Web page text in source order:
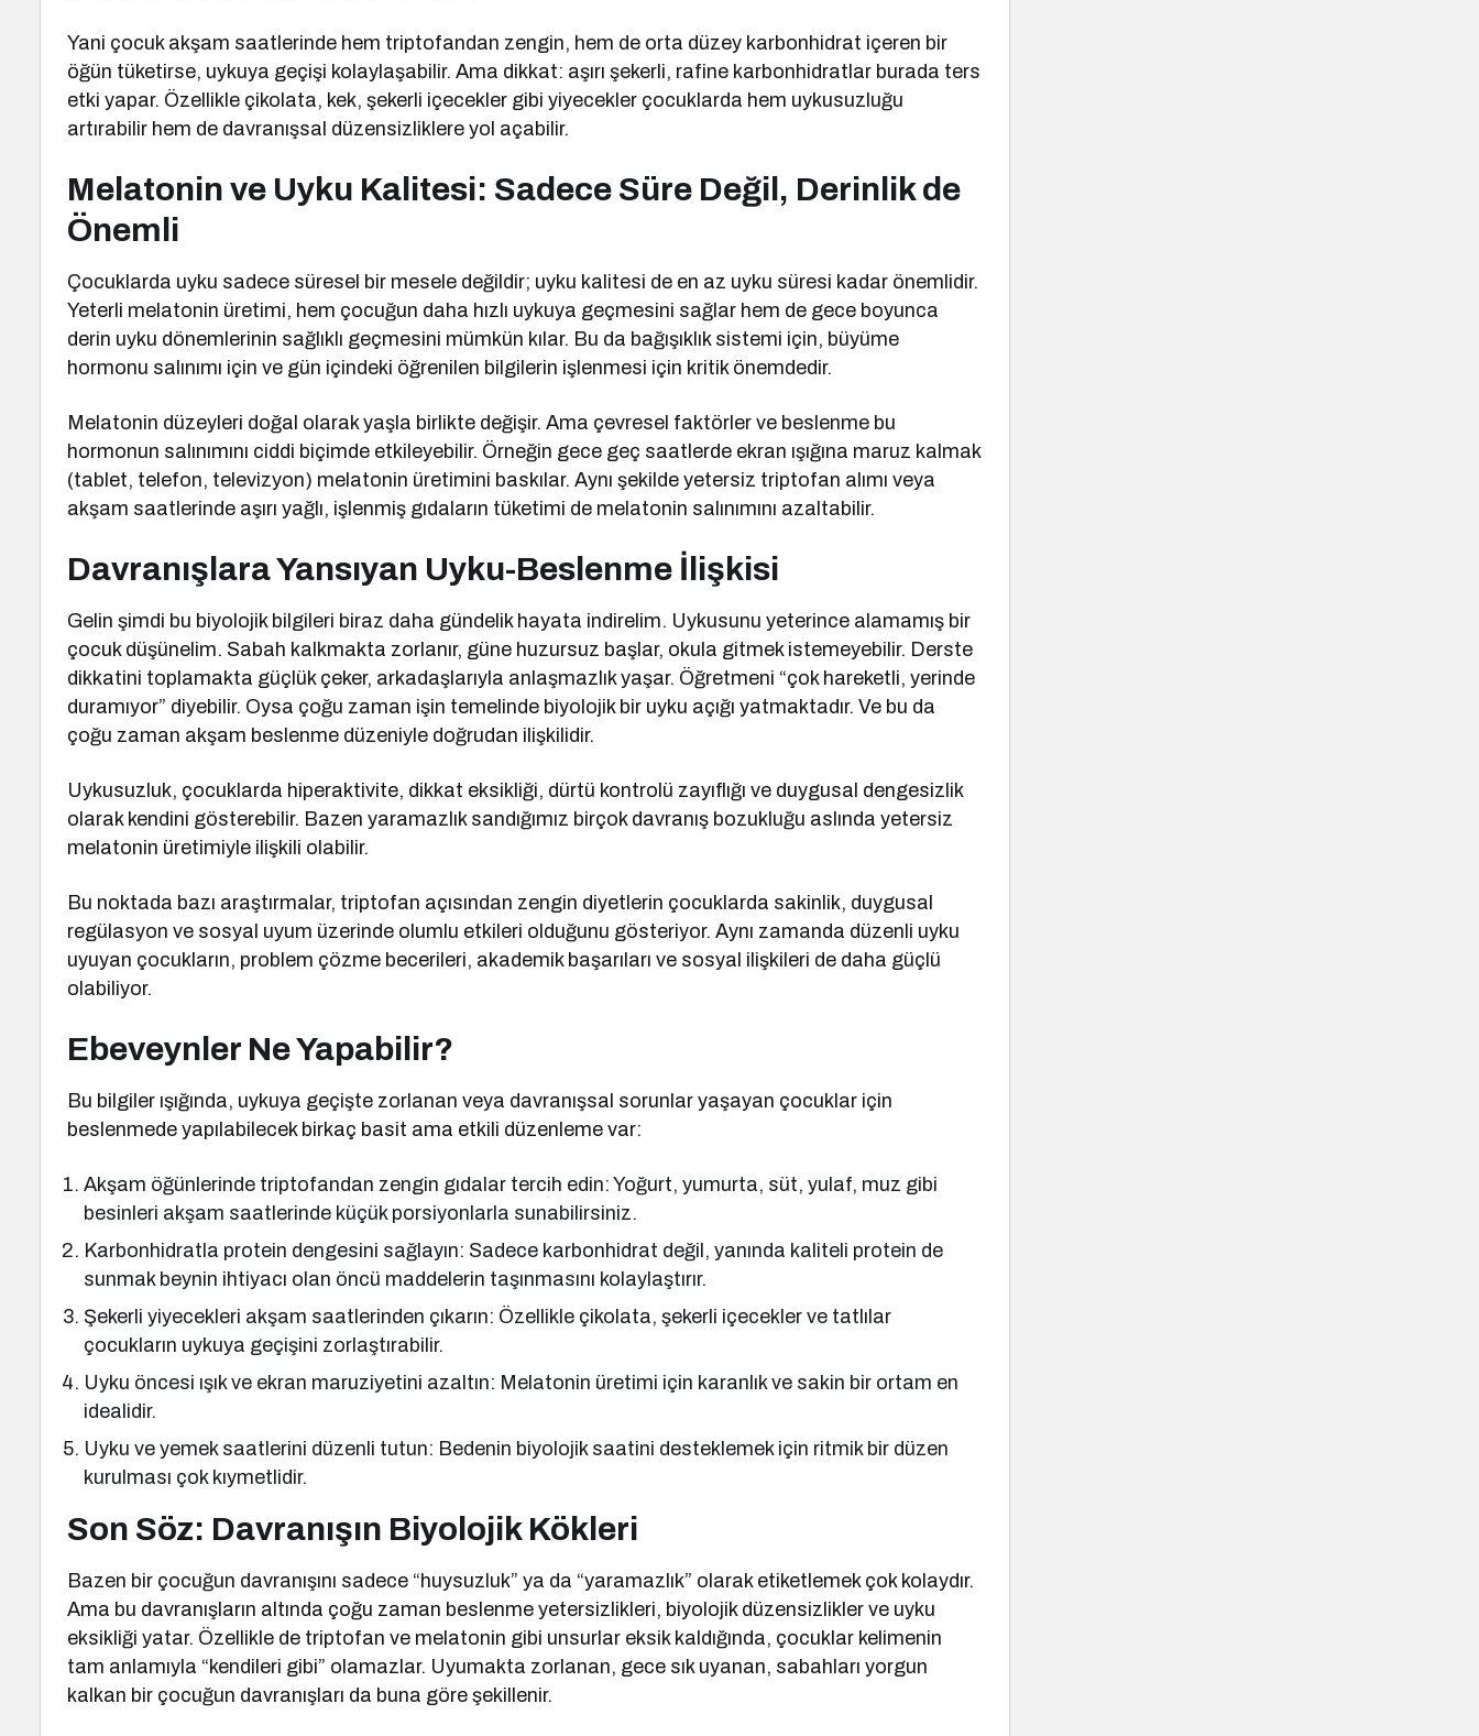
Yani çocuk akşam saatlerinde hem triptofandan zengin, hem de orta düzey karbonhidrat içeren bir
öğün tüketirse, uykuya geçişi kolaylaşabilir. Ama dikkat: aşırı şekerli, rafine karbonhidratlar burada ters
etki yapar. Özellikle çikolata, kek, şekerli içecekler gibi yiyecekler çocuklarda hem uykusuzluğu
artırabilir hem de davranışsal düzensizliklere yol açabilir.
Melatonin ve Uyku Kalitesi: Sadece Süre Değil, Derinlik de
Önemli
Çocuklarda uyku sadece süresel bir mesele değildir; uyku kalitesi de en az uyku süresi kadar önemlidir.
Yeterli melatonin üretimi, hem çocuğun daha hızlı uykuya geçmesini sağlar hem de gece boyunca
derin uyku dönemlerinin sağlıklı geçmesini mümkün kılar. Bu da bağışıklık sistemi için, büyüme
hormonu salınımı için ve gün içindeki öğrenilen bilgilerin işlenmesi için kritik önemdedir.
Melatonin düzeyleri doğal olarak yaşla birlikte değişir. Ama çevresel faktörler ve beslenme bu
hormonun salınımını ciddi biçimde etkileyebilir. Örneğin gece geç saatlerde ekran ışığına maruz kalmak
(tablet, telefon, televizyon) melatonin üretimini baskılar. Aynı şekilde yetersiz triptofan alımı veya
akşam saatlerinde aşırı yağlı, işlenmiş gıdaların tüketimi de melatonin salınımını azaltabilir.
Davranışlara Yansıyan Uyku-Beslenme İlişkisi
Gelin şimdi bu biyolojik bilgileri biraz daha gündelik hayata indirelim. Uykusunu yeterince alamamış bir
çocuk düşünelim. Sabah kalkmakta zorlanır, güne huzursuz başlar, okula gitmek istemeyebilir. Derste
dikkatini toplamakta güçlük çeker, arkadaşlarıyla anlaşmazlık yaşar. Öğretmeni “çok hareketli, yerinde
duramıyor” diyebilir. Oysa çoğu zaman işin temelinde biyolojik bir uyku açığı yatmaktadır. Ve bu da
çoğu zaman akşam beslenme düzeniyle doğrudan ilişkilidir.
Uykusuzluk, çocuklarda hiperaktivite, dikkat eksikliği, dürtü kontrolü zayıflığı ve duygusal dengesizlik
olarak kendini gösterebilir. Bazen yaramazlık sandığımız birçok davranış bozukluğu aslında yetersiz
melatonin üretimiyle ilişkili olabilir.
Bu noktada bazı araştırmalar, triptofan açısından zengin diyetlerin çocuklarda sakinlik, duygusal
regülasyon ve sosyal uyum üzerinde olumlu etkileri olduğunu gösteriyor. Aynı zamanda düzenli uyku
uyuyan çocukların, problem çözme becerileri, akademik başarıları ve sosyal ilişkileri de daha güçlü
olabiliyor.
Ebeveynler Ne Yapabilir?
Bu bilgiler ışığında, uykuya geçişte zorlanan veya davranışsal sorunlar yaşayan çocuklar için
beslenmede yapılabilecek birkaç basit ama etkili düzenleme var:
Akşam öğünlerinde triptofandan zengin gıdalar tercih edin: Yoğurt, yumurta, süt, yulaf, muz gibi
besinleri akşam saatlerinde küçük porsiyonlarla sunabilirsiniz.
Karbonhidratla protein dengesini sağlayın: Sadece karbonhidrat değil, yanında kaliteli protein de
sunmak beynin ihtiyacı olan öncü maddelerin taşınmasını kolaylaştırır.
Şekerli yiyecekleri akşam saatlerinden çıkarın: Özellikle çikolata, şekerli içecekler ve tatlılar
çocukların uykuya geçişini zorlaştırabilir.
Uyku öncesi ışık ve ekran maruziyetini azaltın: Melatonin üretimi için karanlık ve sakin bir ortam en
idealidir.
Uyku ve yemek saatlerini düzenli tutun: Bedenin biyolojik saatini desteklemek için ritmik bir düzen
kurulması çok kıymetlidir.
Son Söz: Davranışın Biyolojik Kökleri
Bazen bir çocuğun davranışını sadece “huysuzluk” ya da “yaramazlık” olarak etiketlemek çok kolaydır.
Ama bu davranışların altında çoğu zaman beslenme yetersizlikleri, biyolojik düzensizlikler ve uyku
eksikliği yatar. Özellikle de triptofan ve melatonin gibi unsurlar eksik kaldığında, çocuklar kelimenin
tam anlamıyla “kendileri gibi” olamazlar. Uyumakta zorlanan, gece sık uyanan, sabahları yorgun
kalkan bir çocuğun davranışları da buna göre şekillenir.